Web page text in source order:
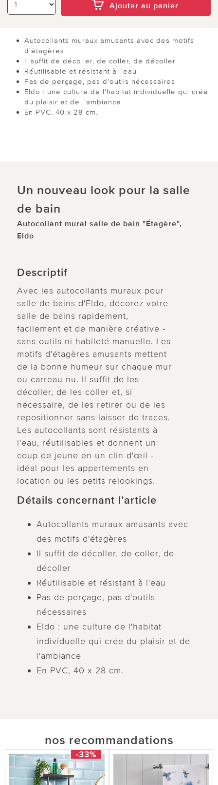
Ajouter au panier
Autocollants muraux amusants avec des motifs
d'étagères
Il suffit de décoller, de coller, de décoller
Réutilisable et résistant à l'eau
Pas de perçage, pas d'outils nécessaires
Eldo : une culture de l'habitat individuelle qui crée
du plaisir et de l'ambiance
En PVC, 40 x 28 cm.
Un nouveau look pour la salle
de bain
Autocollant mural salle de bain "Étagère",
Eldo
Descriptif
Avec les autocollants muraux pour
salle de bains d'Eldo, décorez votre
salle de bains rapidement,
facilement et de manière créative -
sans outils ni habileté manuelle. Les
motifs d'étagères amusants mettent
de la bonne humeur sur chaque mur
ou carreau nu. Il suffit de les
décoller, de les coller et, si
nécessaire, de les retirer ou de les
repositionner sans laisser de traces.
Les autocollants sont résistants à
l'eau, réutilisables et donnent un
coup de jeune en un clin d'œil -
idéal pour les appartements en
location ou les petits relookings.
Détails concernant l’article
Autocollants muraux amusants avec
des motifs d'étagères
Il suffit de décoller, de coller, de
décoller
Réutilisable et résistant à l'eau
Pas de perçage, pas d'outils
nécessaires
Eldo : une culture de l'habitat
individuelle qui crée du plaisir et de
l'ambiance
En PVC, 40 x 28 cm.
nos recommandations
-33%